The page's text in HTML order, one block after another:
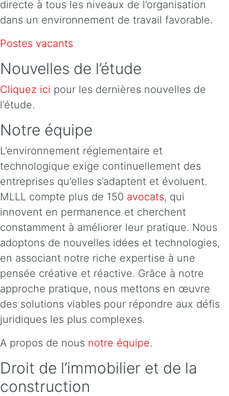
directe à tous les niveaux de l’organisation
dans un environnement de travail favorable.
Postes vacants
Nouvelles de l’étude
Cliquez ici pour les dernières nouvelles de
l’étude.
Notre équipe
L’environnement réglementaire et
technologique exige continuellement des
entreprises qu’elles s’adaptent et évoluent.
MLLL compte plus de 150 avocats, qui
innovent en permanence et cherchent
constamment à améliorer leur pratique. Nous
adoptons de nouvelles idées et technologies,
en associant notre riche expertise à une
pensée créative et réactive. Grâce à notre
approche pratique, nous mettons en œuvre
des solutions viables pour répondre aux défis
juridiques les plus complexes.
A propos de nous notre équipe.
Droit de l’immobilier et de la
construction